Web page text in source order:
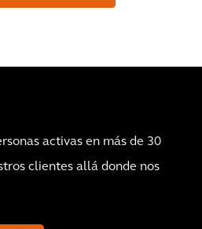
activas en más de 30
clientes allá donde nos